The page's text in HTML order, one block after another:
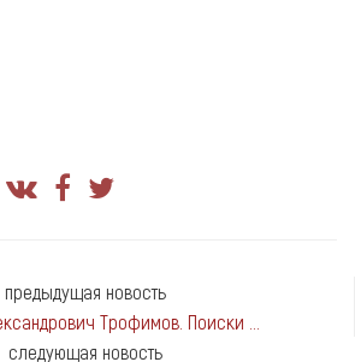
предыдущая новость
Трофимов. Поиски ...
следующая новость